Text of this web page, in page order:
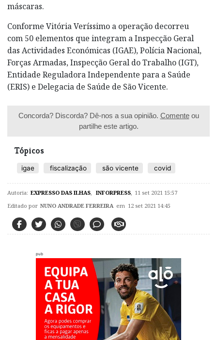
máscaras.
Conforme Vitória Veríssimo a operação decorreu
com 50 elementos que integram a Inspecção Geral
das Actividades Económicas (IGAE), Polícia Nacional,
Forças Armadas, Inspecção Geral do Trabalho (IGT),
Entidade Reguladora Independente para a Saúde
(ERIS) e Delegacia de Saúde de São Vicente.
Concorda? Discorda? Dê-nos a sua opinião. Comenteou
partilhe este artigo.
Tópicos
igae fiscalização são vicente covid
Autoria: EXPRESSO DAS ILHAS INFORPRESS 11 set 2021 15:57
Editado por NUNO ANDRADE FERREIRA em 12 set 2021 14:45
pub